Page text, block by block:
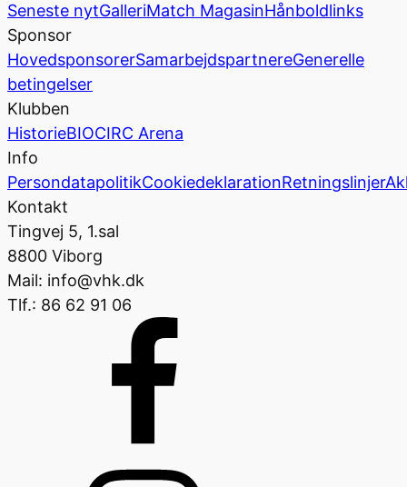
Seneste nytGalleriMatch MagasinHånboldlinks
Sponsor
HovedsponsorerSamarbejdspartnereGenerelle
betingelser
Klubben
HistorieBIOCIRC Arena
Info
PersondatapolitikCookiedeklarationRetningslinjer
Kontakt
Tingvej 5, 1.sal
8800 Viborg
Mail: info@vhk.dk
Tlf.: 86 62 91 06